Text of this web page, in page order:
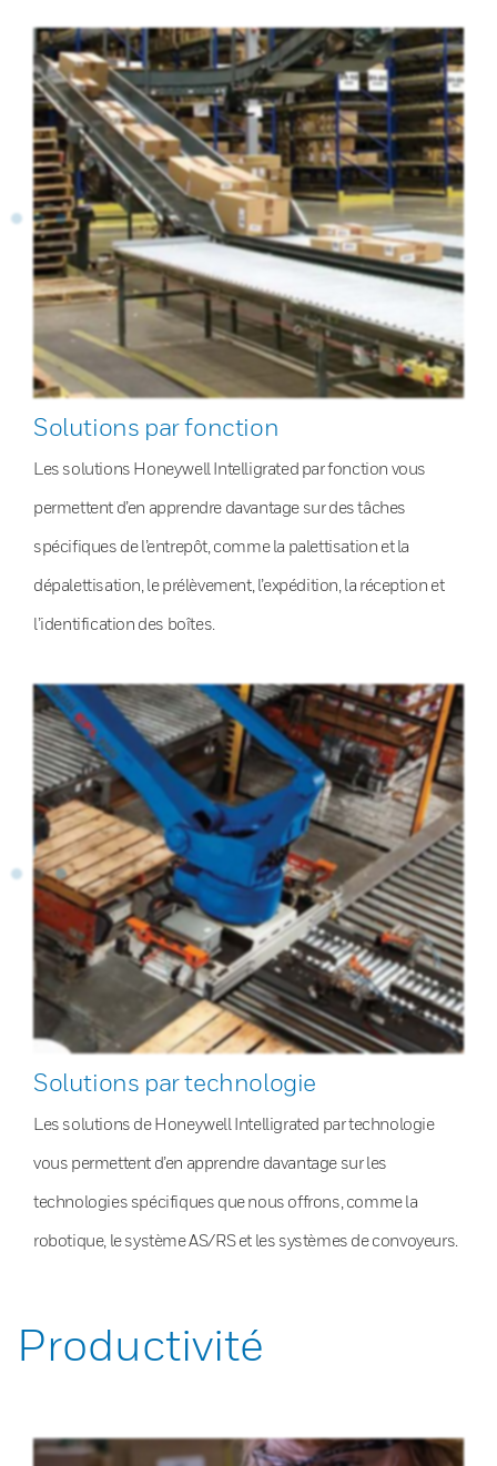
Solutions par fonction
Les solutions Honeywell Intelligrated par fonction vous
permettent d’en apprendre davantage sur des tâches
spécifiques de l’entrepôt, comme la palettisation et la
dépalettisation, le prélèvement, l’expédition, la réception et
l’identification des boîtes.
Solutions par technologie
Les solutions de Honeywell Intelligrated par technologie
vous permettent d’en apprendre davantage sur les
technologies spécifiques que nous offrons, comme la
robotique, le système AS/RS et les systèmes de convoyeurs.
Productivité